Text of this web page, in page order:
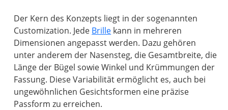
Der Kern des Konzepts liegt in der sogenannten
Customization. Jede Brille kann in mehreren
Dimensionen angepasst werden. Dazu gehören
unter anderem der Nasensteg, die Gesamtbreite, die
Länge der Bügel sowie Winkel und Krümmungen der
Fassung. Diese Variabilität ermöglicht es, auch bei
ungewöhnlichen Gesichtsformen eine präzise
Passform zu erreichen.